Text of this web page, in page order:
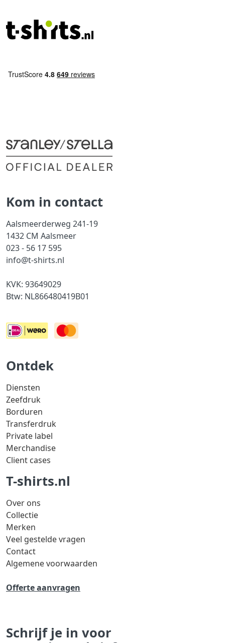
Kom in contact
Aalsmeerderweg 241-19
1432 CM Aalsmeer
023 - 56 17 595
info@t-shirts.nl
KVK: 93649029
Btw: NL866480419B01
Ontdek
Diensten
Zeefdruk
Borduren
Transferdruk
Private label
Merchandise
Client cases
T-shirts.nl
Over ons
Collectie
Merken
Veel gestelde vragen
Contact
Algemene voorwaarden
Offerte aanvragen
Schrijf je in voor